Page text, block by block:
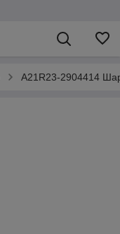
A21R23-2904414